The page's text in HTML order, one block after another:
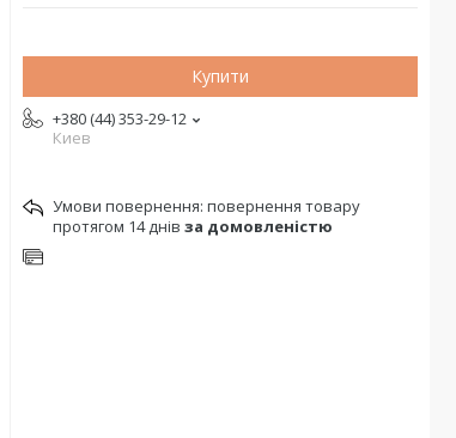
Купити
+380 (44) 353-29-12
Киев
повернення товару
протягом 14 днів за домовленістю